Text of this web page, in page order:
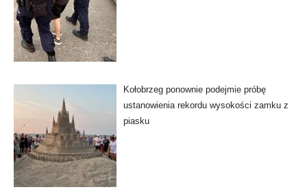
Kołobrzeg ponownie podejmie próbę
ustanowienia rekordu wysokości zamku z
piasku